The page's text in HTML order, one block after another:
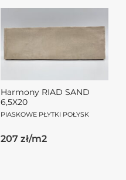
Harmony RIAD SAND
6,5X20
PIASKOWE PŁYTKI POŁYSK
207 zł/m2